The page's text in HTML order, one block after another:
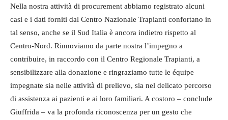
Nella nostra attività di procurement abbiamo registrato alcuni
casi e i dati forniti dal Centro Nazionale Trapianti confortano in
tal senso, anche se il Sud Italia è ancora indietro rispetto al
Centro-Nord. Rinnoviamo da parte nostra l’impegno a
contribuire, in raccordo con il Centro Regionale Trapianti, a
sensibilizzare alla donazione e ringraziamo tutte le équipe
impegnate sia nelle attività di prelievo, sia nel delicato percorso
di assistenza ai pazienti e ai loro familiari. A costoro – conclude
Giuffrida – va la profonda riconoscenza per un gesto che